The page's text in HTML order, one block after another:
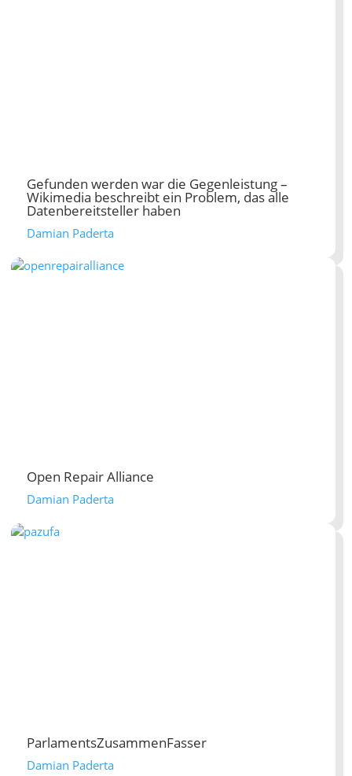
Gefunden werden war die Gegenleistung –
Wikimedia beschreibt ein Problem, das alle
Datenbereitsteller haben
Damian Paderta
Open Repair Alliance
Damian Paderta
ParlamentsZusammenFasser
Damian Paderta